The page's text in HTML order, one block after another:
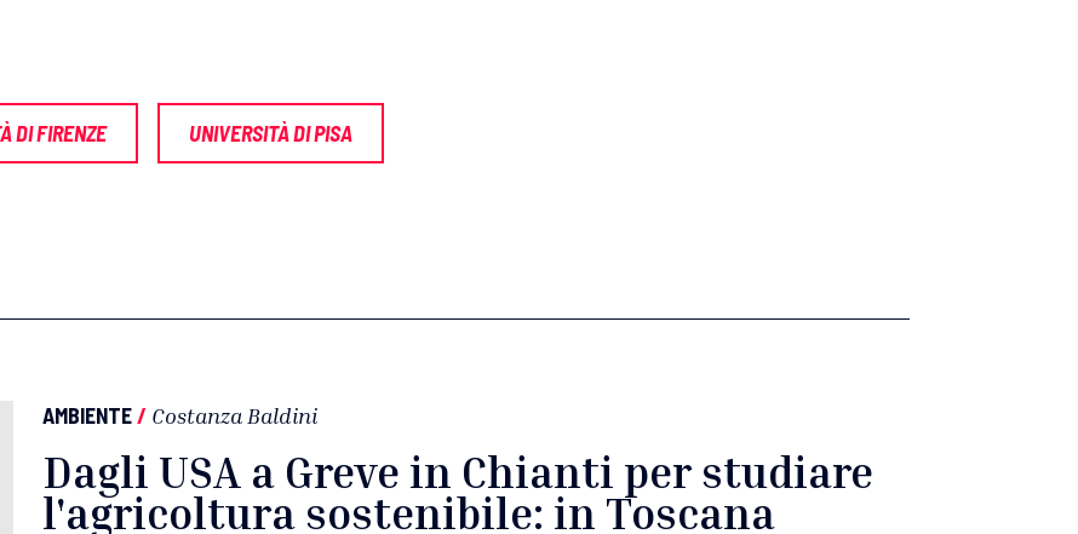
DI FIRENZE UNIVERSITÀ DI PISA
AMBIENTE/ Costanza Baldini
Dagli USA a Greve in Chianti per studiare
l'agricoltura sostenibile: in Toscana